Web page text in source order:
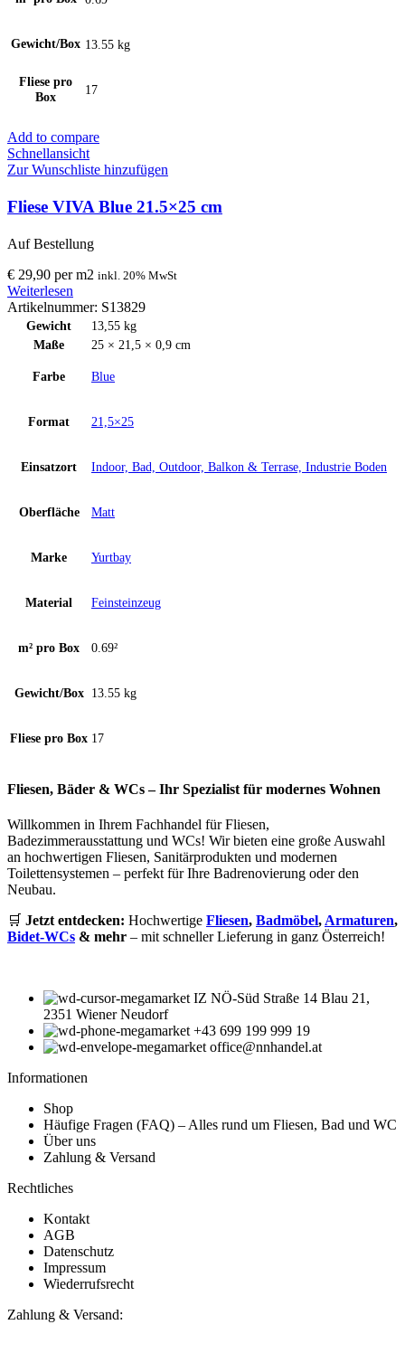
Gewicht/Box 13.55 kg
Fliese pro
Box
17
Add to compare
Schnellansicht
Zur Wunschliste hinzufügen
Fliese VIVA Blue 21.5×25 cm
Auf Bestellung
€ 29,90 perm2 inkl. 20% MwSt
Weiterlesen
Artikelnummer: S13829
Gewicht
13,55 kg
Maße
25 × 21,5 × 0,9 cm
Farbe Blue
Format 21,5×25
Einsatzort Indoor, Bad, Outdoor, Balkon & Terrase, Industrie Boden
Oberfläche Matt
Marke Yurtbay
Material Feinsteinzeug
m² pro Box 0.69²
Gewicht/Box 13.55 kg
Fliese pro Box 17
Fliesen, Bäder & WCs – Ihr Spezialist für modernes Wohnen
Willkommen in Ihrem Fachhandel für Fliesen,
Badezimmerausstattung und WCs! Wir bieten eine große Auswahl
an hochwertigen Fliesen, Sanitärprodukten und modernen
Toilettensystemen – perfekt für Ihre Badrenovierung oder den
Neubau.
🛒 Jetzt entdecken: Hochwertige Fliesen, Badmöbel, Armaturen,
Bidet-WCs & mehr – mit schneller Lieferung in ganz Österreich!
IZ NÖ-Süd Straße 14 Blau 21,
2351 Wiener Neudorf
+43 699 199 999 19
office@nnhandel.at
Informationen
Shop
Häufige Fragen (FAQ) – Alles rund um Fliesen, Bad und WC
Über uns
Zahlung & Versand
Rechtliches
Kontakt
AGB
Datenschutz
Impressum
Wiederrufsrecht
Zahlung & Versand: